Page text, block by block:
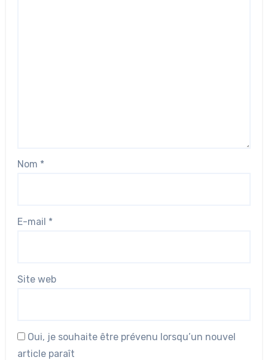
Nom *
E-mail *
Site web
Oui, je souhaite être prévenu lorsqu’un nouvel
article paraît